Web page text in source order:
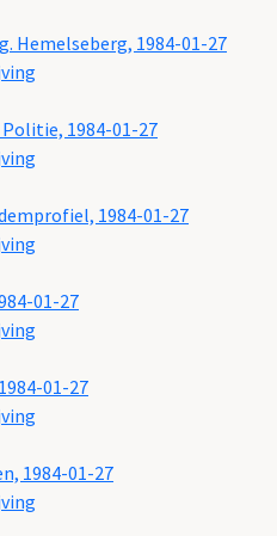
Hemelseberg, 1984-01-27
1984-01-27
1984-01-27
01-27
01-27
1984-01-27